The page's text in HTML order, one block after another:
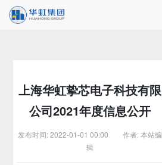
上海华虹挚芯电子科技有限
公司2021年度信息公开
发布时间: 2022-01-01 00:00 作者: 本站编
辑